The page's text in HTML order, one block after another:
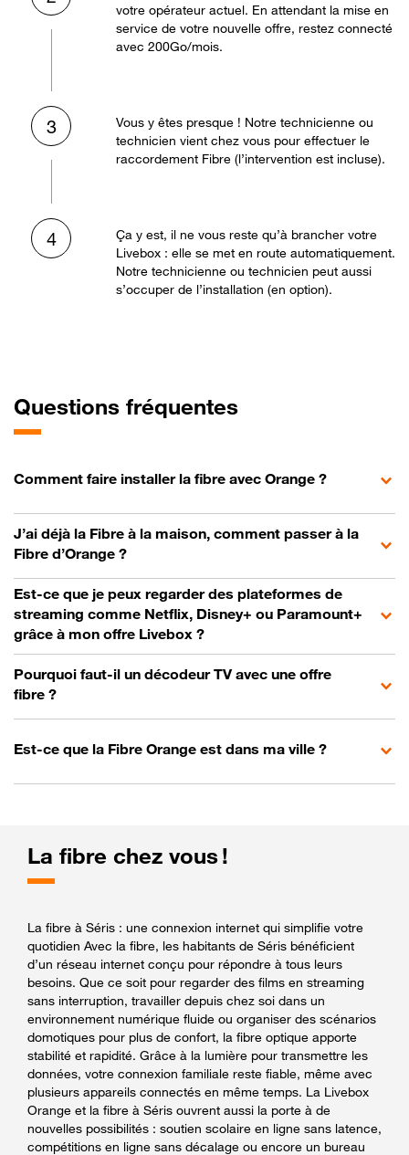
votre opérateur actuel. En attendant la mise en
service de votre nouvelle offre, restez connecté
avec 200Go/mois.
3
Vous y êtes presque ! Notre technicienne ou
technicien vient chez vous pour effectuer le
raccordement Fibre (l’intervention est incluse).
4
Ça y est, il ne vous reste qu’à brancher votre
Livebox : elle se met en route automatiquement.
Notre technicienne ou technicien peut aussi
s’occuper de l’installation (en option).
Questions fréquentes
Comment faire installer la fibre avec Orange ?
J’ai déjà la Fibre à la maison, comment passer à la
Fibre d’Orange ?
Est-ce que je peux regarder des plateformes de
streaming comme Netflix, Disney+ ou Paramount+
grâce à mon offre Livebox ?
Pourquoi faut-il un décodeur TV avec une offre
fibre ?
Est-ce que la Fibre Orange est dans ma ville ?
La fibre chez vous !
La fibre à Séris : une connexion internet qui simplifie votre
quotidien Avec la fibre, les habitants de Séris bénéficient
d’un réseau internet conçu pour répondre à tous leurs
besoins. Que ce soit pour regarder des films en streaming
sans interruption, travailler depuis chez soi dans un
environnement numérique fluide ou organiser des scénarios
domotiques pour plus de confort, la fibre optique apporte
stabilité et rapidité. Grâce à la lumière pour transmettre les
données, votre connexion familiale reste fiable, même avec
plusieurs appareils connectés en même temps. La Livebox
Orange et la fibre à Séris ouvrent aussi la porte à de
nouvelles possibilités : soutien scolaire en ligne sans latence,
compétitions en ligne sans décalage ou encore un bureau